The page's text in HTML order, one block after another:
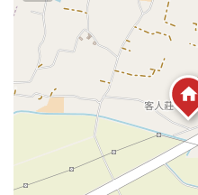
3樓
5~10樓
21樓以上
~